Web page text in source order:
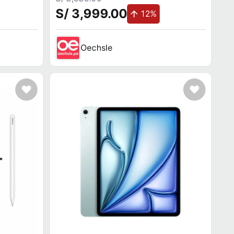
S/ 3,999.00 12%
Oechsle